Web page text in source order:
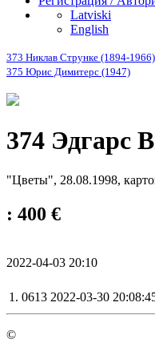
Latviski
English
373 Никлав Струнке (1894-1966)
375 Юрис Димитерс (1947)
374 Эдгарс
"Цветы", 28.08.1998,
: 400 €
2022-04-03 20:10
1. 0613 2022-03-30
©